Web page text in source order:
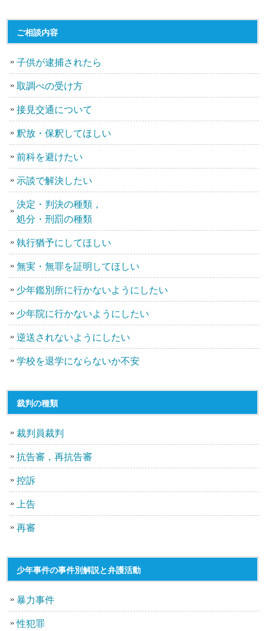
ご相談内容
子供が逮捕されたら
取調べの受け方
接見交通について
釈放・保釈してほしい
前科を避けたい
示談で解決したい
決定・判決の種類，
処分・刑罰の種類
執行猶予にしてほしい
無実・無罪を証明してほしい
少年鑑別所に行かないようにしたい
少年院に行かないようにしたい
逆送されないようにしたい
学校を退学にならないか不安
裁判の種類
裁判員裁判
抗告審，再抗告審
控訴
上告
再審
少年事件の事件別解説と弁護活動
暴力事件
性犯罪